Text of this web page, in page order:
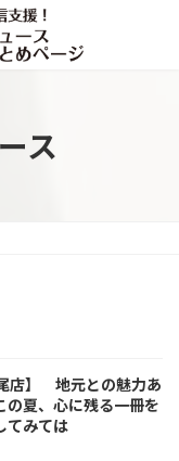
ス
店】 地元との魅力あ
の夏、心に残る一冊を
てみては